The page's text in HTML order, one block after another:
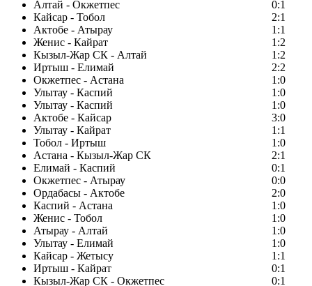
Алтай - Окжетпес
0:1
Кайсар - Тобол
2:1
Актобе - Атырау
1:1
Женис - Кайрат
1:2
Кызыл-Жар СК - Алтай
1:2
Иртыш - Елимай
2:2
Окжетпес - Астана
1:0
Улытау - Каспий
1:0
Улытау - Каспий
1:0
Актобе - Кайсар
3:0
Улытау - Кайрат
1:1
Тобол - Иртыш
1:0
Астана - Кызыл-Жар СК
2:1
Елимай - Каспий
0:1
Окжетпес - Атырау
0:0
Ордабасы - Актобе
2:0
Каспий - Астана
1:0
Женис - Тобол
1:0
Атырау - Алтай
1:0
Улытау - Елимай
1:0
Кайсар - Жетысу
1:1
Иртыш - Кайрат
0:1
Кызыл-Жар СК - Окжетпес
0:1